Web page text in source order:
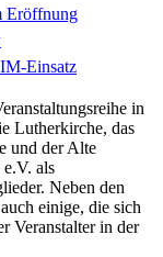
Eröffnung
Einsatz
in
Lutherkirche, das
und der Alte
als
Neben den
einige, die sich
Veranstalter in der